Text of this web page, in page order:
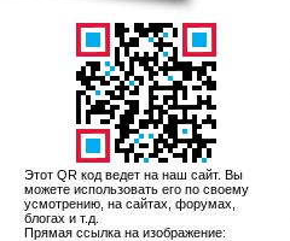
Этот QR код ведет на наш сайт. Вы
можете использовать его по своему
усмотрению, на сайтах, форумах,
блогах и т.д.
Прямая ссылка на изображение: